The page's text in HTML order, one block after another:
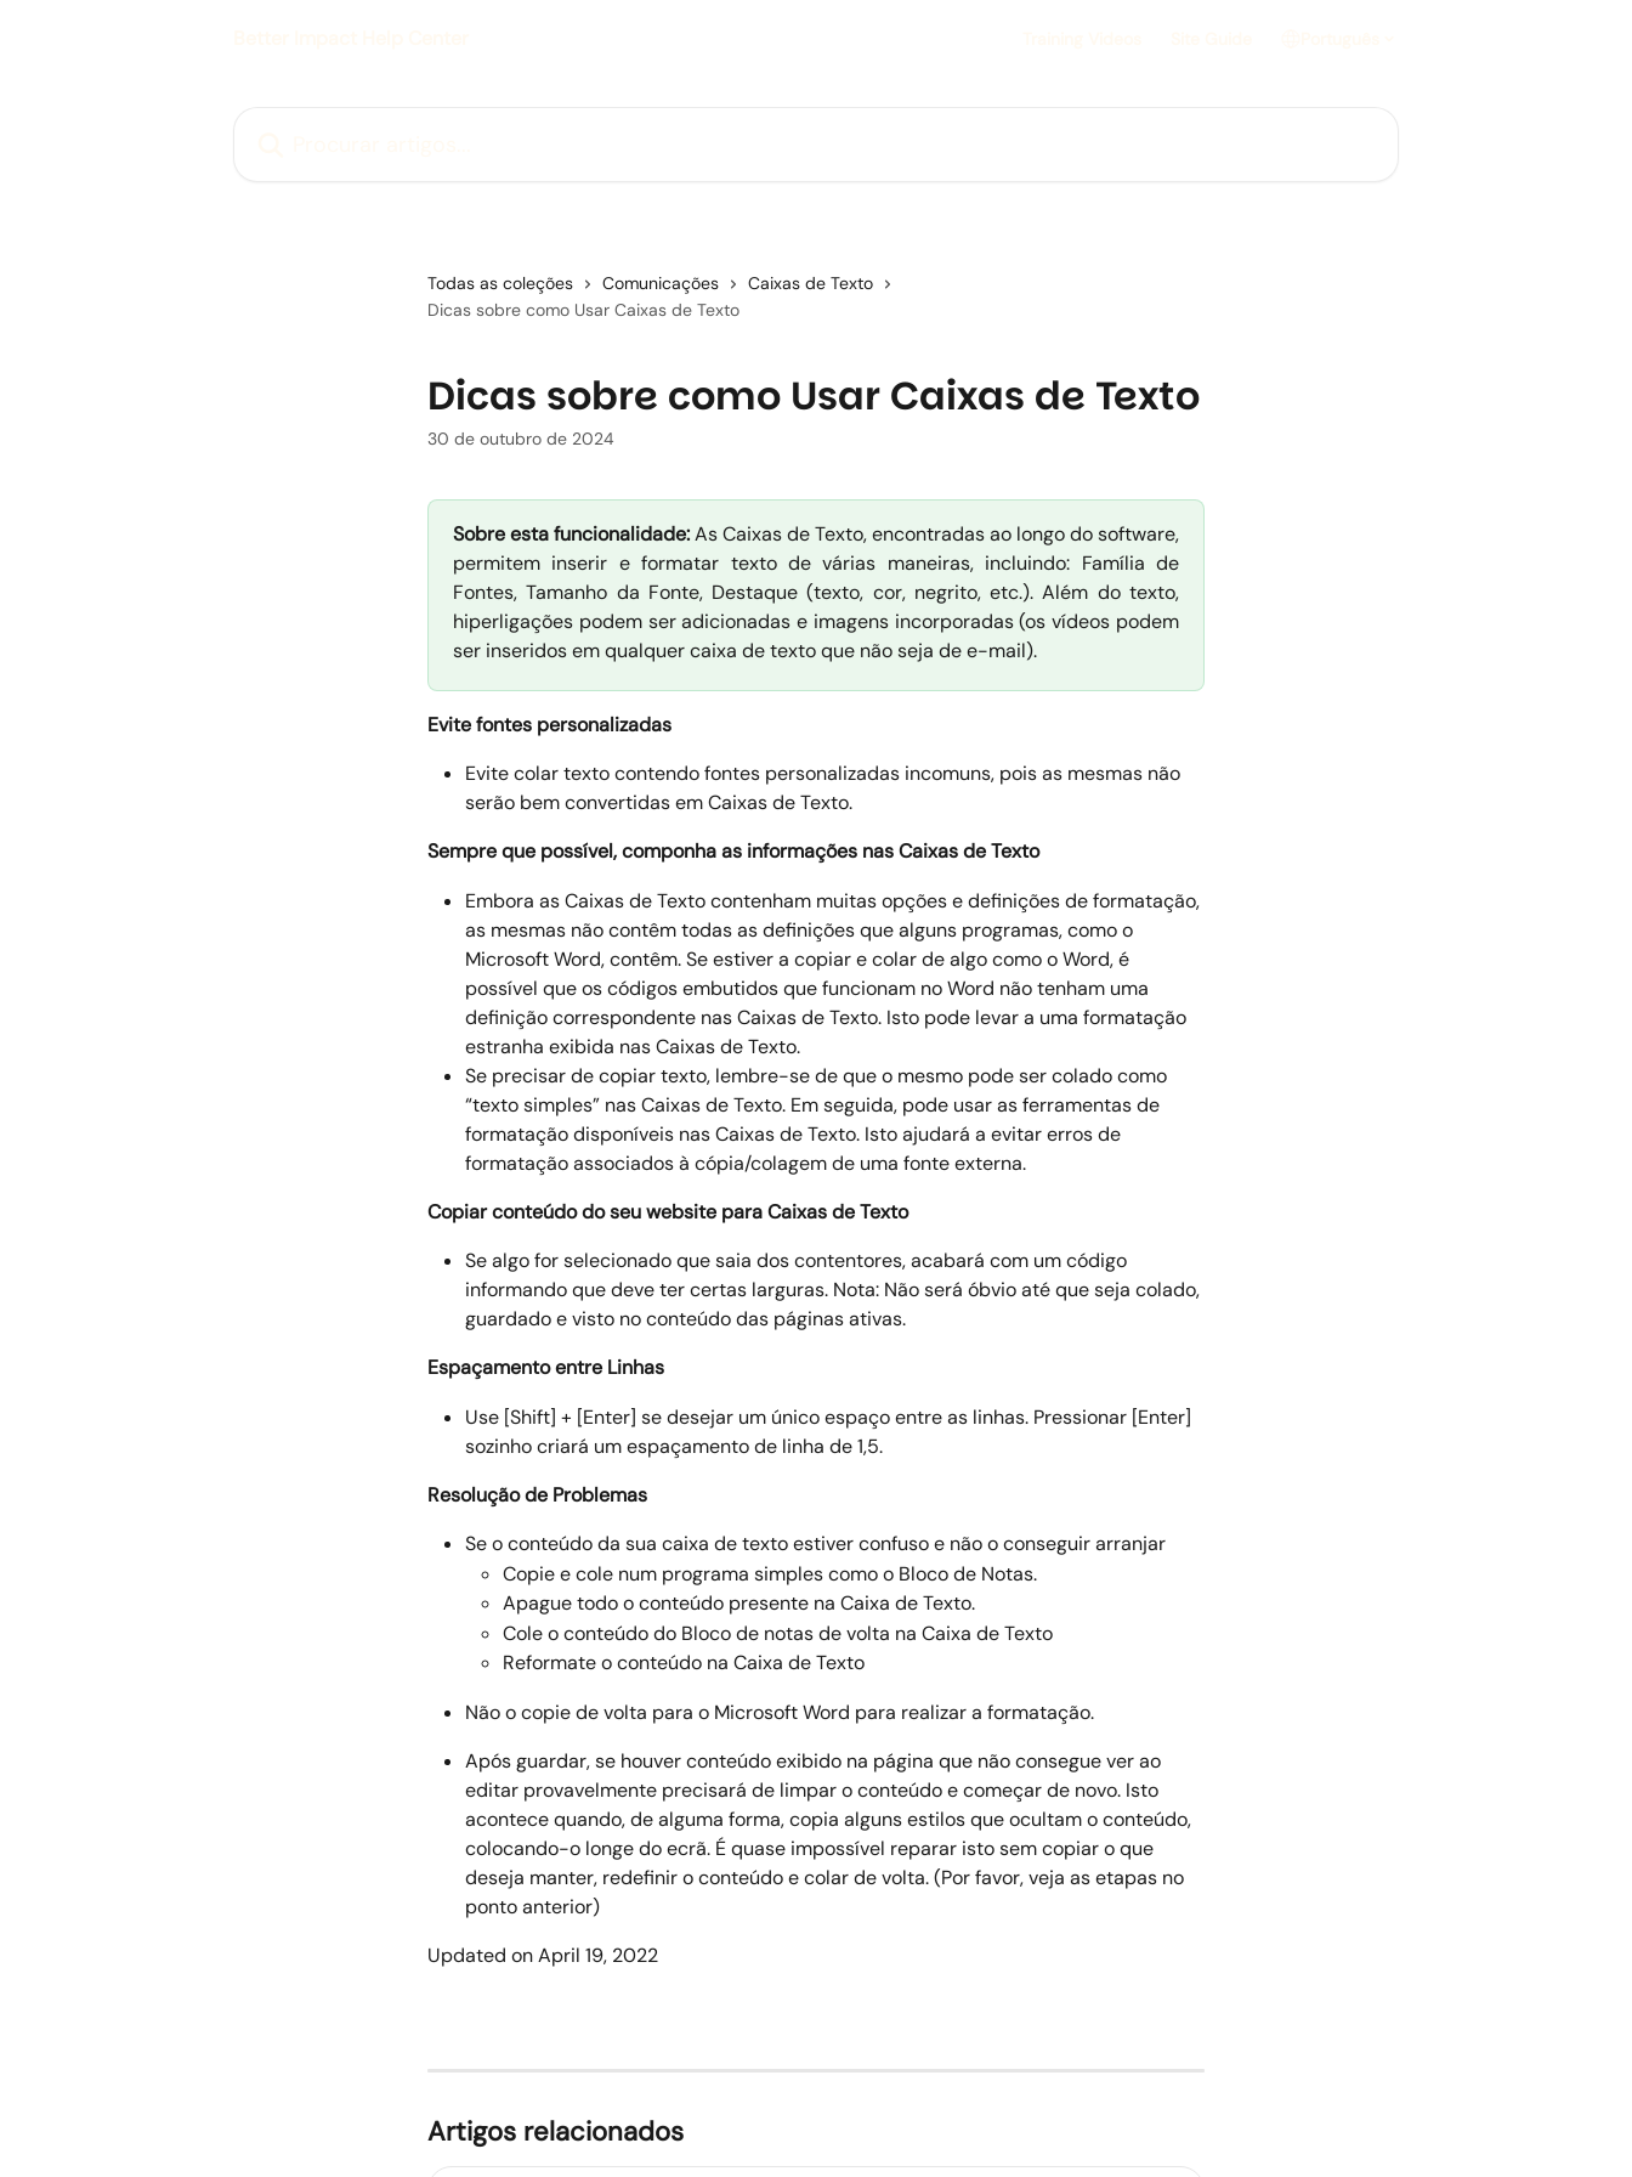
Todas as coleções Comunicações
Caixas de Texto
Dicas sobre como Usar Caixas de Texto
Dicas sobre como Usar Caixas de Texto
30 de outubro de 2024
Sobre esta funcionalidade:As Caixas de Texto, encontradas ao longo do software,
permitem inserir e formatar texto de várias maneiras, incluindo: Família de
Fontes, Tamanho da Fonte, Destaque (texto, cor, negrito, etc.). Além do texto,
hiperligações podem ser adicionadas e imagens incorporadas (os vídeos podem
ser inseridos em qualquer caixa de texto que não seja de e-mail).
Evite fontes personalizadas
Evite colar texto contendo fontes personalizadas incomuns, pois as mesmas não
serão bem convertidas em Caixas de Texto.
Sempre que possível, componha as informações nas Caixas de Texto
Embora as Caixas de Texto contenham muitas opções e definições de formatação,
as mesmas não contêm todas as definições que alguns programas, como o
Microsoft Word, contêm. Se estiver a copiar e colar de algo como o Word, é
possível que os códigos embutidos que funcionam no Word não tenham uma
definição correspondente nas Caixas de Texto. Isto pode levar a uma formatação
estranha exibida nas Caixas de Texto.
Se precisar de copiar texto, lembre-se de que o mesmo pode ser colado como
“texto simples” nas Caixas de Texto. Em seguida, pode usar as ferramentas de
formatação disponíveis nas Caixas de Texto. Isto ajudará a evitar erros de
formatação associados à cópia/colagem de uma fonte externa.
Copiar conteúdo do seu website para Caixas de Texto
Se algo for selecionado que saia dos contentores, acabará com um código
informando que deve ter certas larguras. Nota: Não será óbvio até que seja colado,
guardado e visto no conteúdo das páginas ativas.
Espaçamento entre Linhas
Use [Shift] + [Enter] se desejar um único espaço entre as linhas. Pressionar [Enter]
sozinho criará um espaçamento de linha de 1,5.
Resolução de Problemas
Se o conteúdo da sua caixa de texto estiver confuso e não o conseguir arranjar
Copie e cole num programa simples como o Bloco de Notas.
Apague todo o conteúdo presente na Caixa de Texto.
Cole o conteúdo do Bloco de notas de volta na Caixa de Texto
Reformate o conteúdo na Caixa de Texto
Não o copie de volta para o Microsoft Word para realizar a formatação.
Após guardar, se houver conteúdo exibido na página que não consegue ver ao
editar provavelmente precisará de limpar o conteúdo e começar de novo. Isto
acontece quando, de alguma forma, copia alguns estilos que ocultam o conteúdo,
colocando-o longe do ecrã. É quase impossível reparar isto sem copiar o que
deseja manter, redefinir o conteúdo e colar de volta. (Por favor, veja as etapas no
ponto anterior)
Updated on April 19, 2022
Artigos relacionados